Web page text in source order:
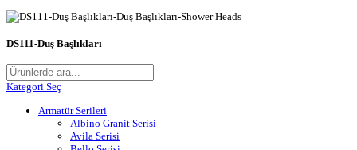
DS111-Duş Başlıkları
Kategori Seç
Armatür Serileri
Albino Granit Serisi
Avila Serisi